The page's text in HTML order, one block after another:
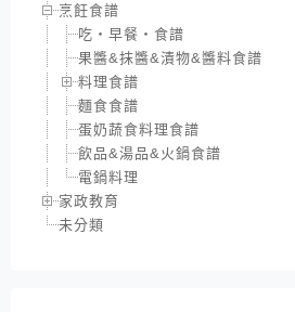
烹飪食譜
吃‧早餐‧食譜
果醬&抹醬&漬物&醬料食譜
料理食譜
麵食食譜
蛋奶蔬食料理食譜
飲品&湯品&火鍋食譜
電鍋料理
家政教育
未分類